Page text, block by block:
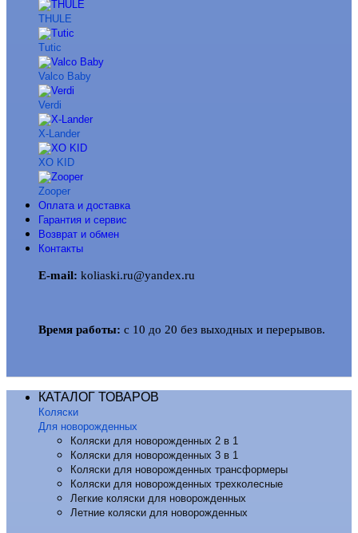
THULE
Tutic
Valco Baby
Verdi
X-Lander
XO KID
Zooper
Оплата и доставка
Гарантия и сервис
Возврат и обмен
Контакты
E-mail: koliaski.ru@yandex.ru
Время работы: с 10 до 20 без выходных и перерывов.
КАТАЛОГ ТОВАРОВ
Коляски
Для новорожденных
Коляски для новорожденных 2 в 1
Коляски для новорожденных 3 в 1
Коляски для новорожденных трансформеры
Коляски для новорожденных трехколесные
Легкие коляски для новорожденных
Летние коляски для новорожденных